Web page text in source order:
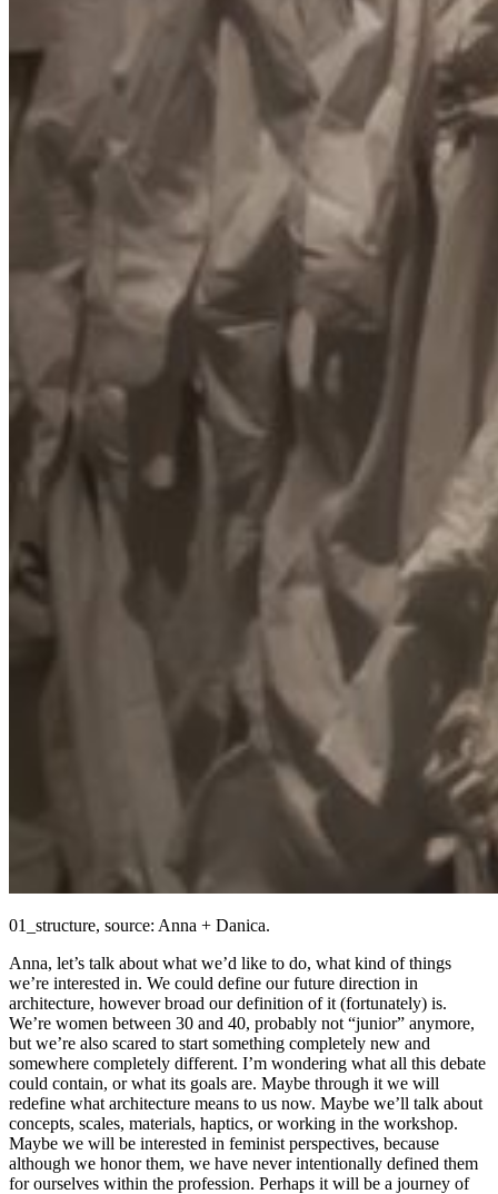
01_structure, source: Anna + Danica.
Anna, let’s talk about what we’d like to do, what kind of things
we’re interested in. We could define our future direction in
architecture, however broad our definition of it (fortunately) is.
We’re women between 30 and 40, probably not “junior” anymore,
but we’re also scared to start something completely new and
somewhere completely different. I’m wondering what all this debate
could contain, or what its goals are. Maybe through it we will
redefine what architecture means to us now. Maybe we’ll talk about
concepts, scales, materials, haptics, or working in the workshop.
Maybe we will be interested in feminist perspectives, because
although we honor them, we have never intentionally defined them
for ourselves within the profession. Perhaps it will be a journey of